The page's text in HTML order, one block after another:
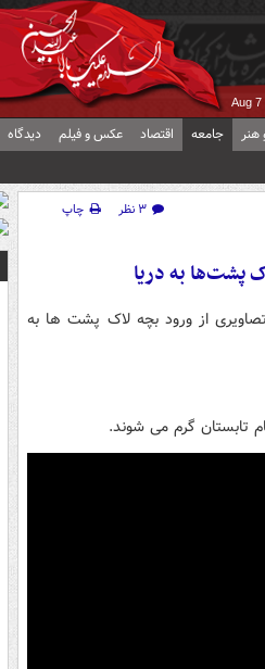
Aug 7
هنر جامعه اقتصاد عکس و فیلم دیدگاه
۳ نظر
چاپ
پشت‌ها به دریا
تصاویری از ورود بچه لاک پشت ها به
تابستان گرم می شوند.